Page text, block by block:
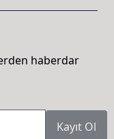
haberdar
Kayıt Ol